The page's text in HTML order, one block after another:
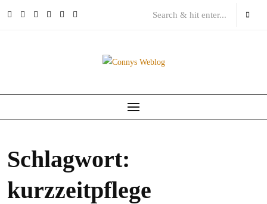
Schlagwort:
kurzzeitpflege